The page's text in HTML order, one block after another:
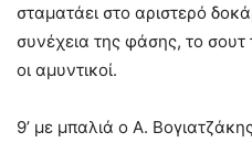
σταματάει στο αριστερό
συνέχεια της φάσης, το
οι αμυντικοί.
9’ με μπαλιά ο Α.